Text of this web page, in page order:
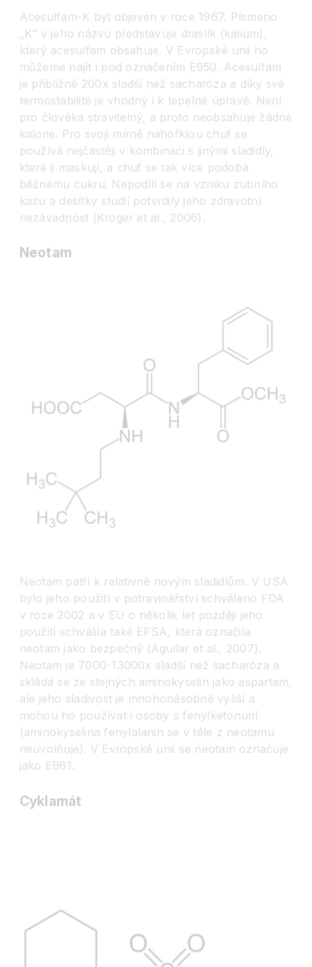
Acesulfam-K byl objeven v roce 1967. Písmeno
„K“ v jeho názvu představuje draslík (kalium),
který acesulfam obsahuje. V Evropské unii ho
můžeme najít i pod označením E950. Acesulfam
je přibližně 200x sladší než sacharóza a díky své
termostabilitě je vhodný i k tepelné úpravě. Není
pro člověka stravitelný, a proto neobsahuje žádné
kalorie. Pro svoji mírně nahořklou chuť se
používá nejčastěji v kombinaci s jinými sladidly,
které ji maskují, a chuť se tak více podobá
běžnému cukru. Nepodílí se na vzniku zubního
kazu a desítky studií potvrdily jeho zdravotní
nezávadnost (Kroger et al., 2006).
Neotam
Neotam patří k relativně novým sladidlům. V USA
bylo jeho použití v potravinářství schváleno FDA
v roce 2002 a v EU o několik let později jeho
použití schválila také EFSA, která označila
neotam jako bezpečný (Aguilar et al., 2007).
Neotam je 7000-13000x sladší než sacharóza a
skládá se ze stejných aminokyselin jako aspartam,
ale jeho sladivost je mnohonásobně vyšší a
mohou ho používat i osoby s fenylketonurií
(aminokyselina fenylalanin se v těle z neotamu
neuvolňuje). V Evropské unii se neotam označuje
jako E961.
Cyklamát